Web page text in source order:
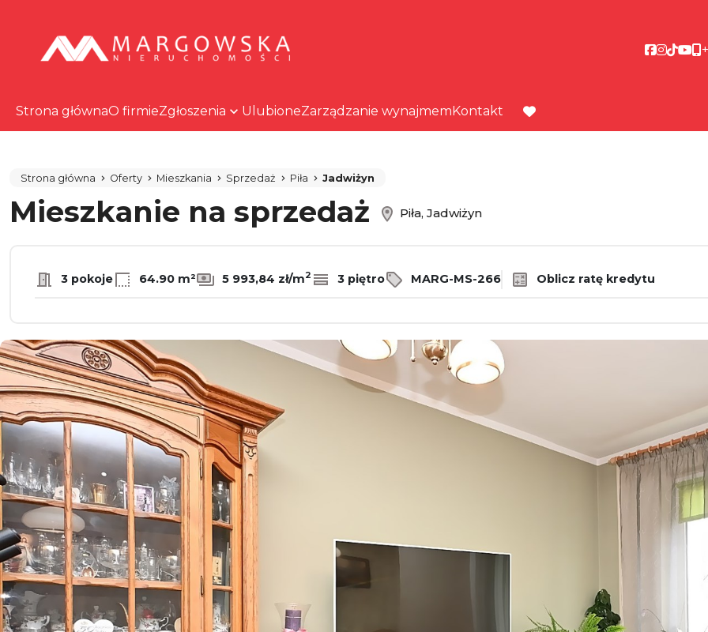
Social link
Social
Social
Strona głównaO firmieZgłoszenia UlubioneZarządzanie wynajmemKontakt
favorite
Strona główna Oferty Mieszkania Sprzedaż Piła Jadwiżyn
Mieszkanie na sprzedaż Piła, Jadwiżyn
3 pokoje 64.90 m² 5 993,84 zł/m2 3 piętro MARG-MS-266 Oblicz ratę kredytu